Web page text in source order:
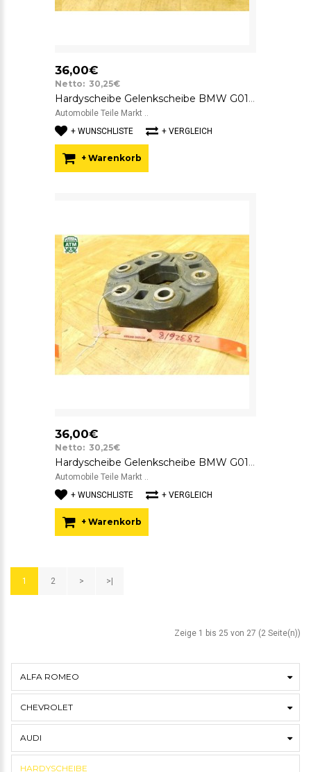
36,00€
Netto: 30,25€
Hardyscheibe Gelenkscheibe BMW G01 G02 G05 G06 G07 SGF 8832852 GAB01-063
Automobile Teile Markt ..
+ WUNSCHLISTE
+ VERGLEICH
+ Warenkorb
36,00€
Netto: 30,25€
Hardyscheibe Gelenkscheibe BMW G01 G02 G05 G06 G07 SGF 8832852 GAB01-063
Automobile Teile Markt ..
+ WUNSCHLISTE
+ VERGLEICH
+ Warenkorb
1 2 > >|
Zeige 1 bis 25 von 27 (2 Seite(n))
ALFA ROMEO
CHEVROLET
AUDI
HARDYSCHEIBE